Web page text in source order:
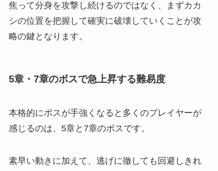
焦って分身を攻撃し続けるのではなく、まずカカ
シの位置を把握して確実に破壊していくことが攻
略の鍵となります。
5章・7章のボスで急上昇する難易度
本格的にボスが手強くなると多くのプレイヤーが
感じるのは、5章と7章のボスです。
素早い動きに加えて、逃げに徹しても回避しきれ